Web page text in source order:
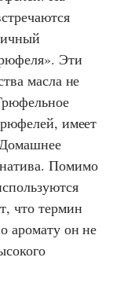
Эти
масла не
имеет
Помимо
что термин
аромату он не